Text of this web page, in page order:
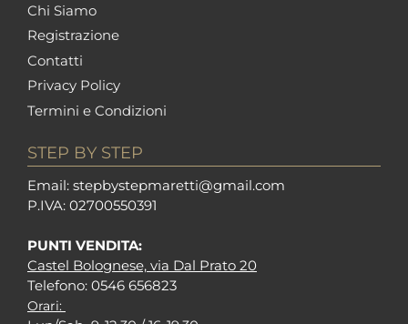
Chi Siamo
Registrazione
Contatti
Privacy Policy
Termini e Condizioni
STEP BY STEP
Email: stepbystepmaretti@gmail.com
P.IVA: 02700550391
PUNTI VENDITA:
Castel Bolognese, via Dal Prato 20
Telefono: 0546 656823
Orari: